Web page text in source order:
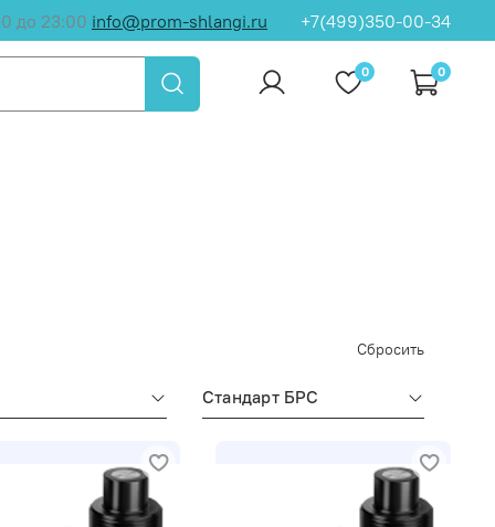
до 23:00 info@prom-shlangi.ru +7(499)350-00-34
0 0
Сбросить
Стандарт БРС